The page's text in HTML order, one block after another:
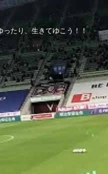
ったり、生きてゆこう！！